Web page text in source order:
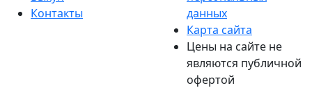
Контакты
данных
Карта сайта
Цены на сайте не
являются публичной
офертой